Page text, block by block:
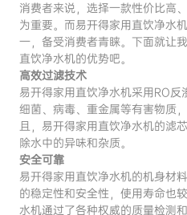
消费者来说，选择一款性价比高
为重要。而易开得家用直饮净水
一，备受消费者青睐。下面就让
直饮净水机的优势吧。
高效过滤技术
易开得家用直饮净水机采用RO
细菌、病毒、重金属等有害物质
且，易开得家用直饮净水机的滤
除水中的异味和杂质。
安全可靠
易开得家用直饮净水机的机身材
的稳定性和安全性，使用寿命也
水机通过了各种权威的质量检测